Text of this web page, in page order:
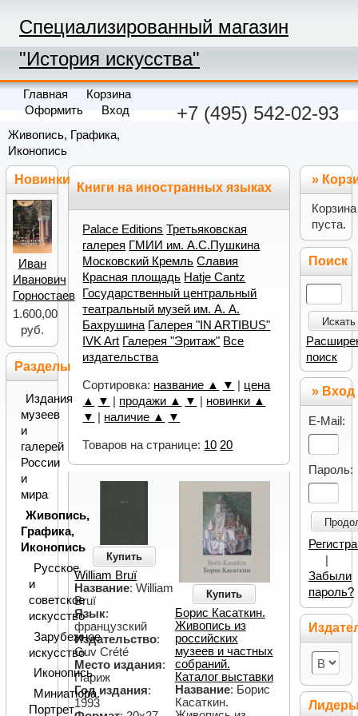
Специализированный магазин
"История искусства"
+7 (495) 542-02-93
Главная
Корзина
Оформить
Вход
Живопись, Графика,
Иконопись
Книги на иностранных языках
Palace Editions Третьяковская
галерея ГМИИ им. А.С.Пушкина
Московский Кремль Славия
Красная площадь Hatje Cantz
Государственный центральный
театральный музей им. А. А.
Бахрушина Галерея "IN ARTIBUS"
IVK Art Галерея "Эритаж" Все
издательства
Сортировка: название ▲ ▼
цена
▲
▼ продажи ▲ ▼
новинки ▲
▼
наличие ▲ ▼
Товаров на странице: 10 20
Купить
William Bruï
Название: William
Bruï
Язык:
французский
Издательство:
Guv Crété
Место издания:
Париж
Год издания:
1993
Купить
Борис Касаткин.
Живопись из
российских
музеев и частных
собраний.
Каталог выставки
Название: Борис
Касаткин.
Новинки
Иван
Иванович
Горностаев
1.600,00
руб.
Разделы
Издания
музеев
и
галерей
России
и
мира
Живопись,
Графика,
Иконопись
Русское
и
советское
искусство
Зарубежное
искусство
Иконопись
Миниатюра.
Портрет
»
Корзина
пуста.
Поиск
Искать
поиск
» Вход
E-Mail:
Пароль:
Забыли
пароль?